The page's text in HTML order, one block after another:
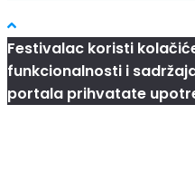
Festivalac koristi
funkcionalnosti i
portala prihvatate